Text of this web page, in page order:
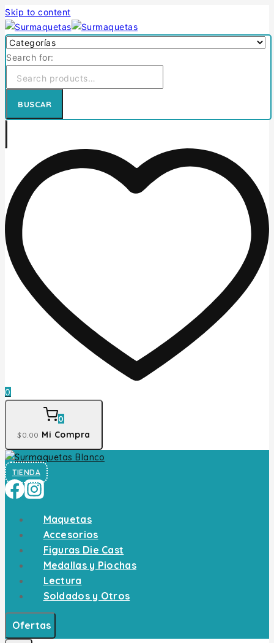
Skip to content
Search for:
BUSCAR
0
0
$0 .00 Mi Compra
TIENDA
Maquetas
Accesorios
Figuras Die Cast
Medallas y Piochas
Lectura
Soldados y Otros
Ofertas